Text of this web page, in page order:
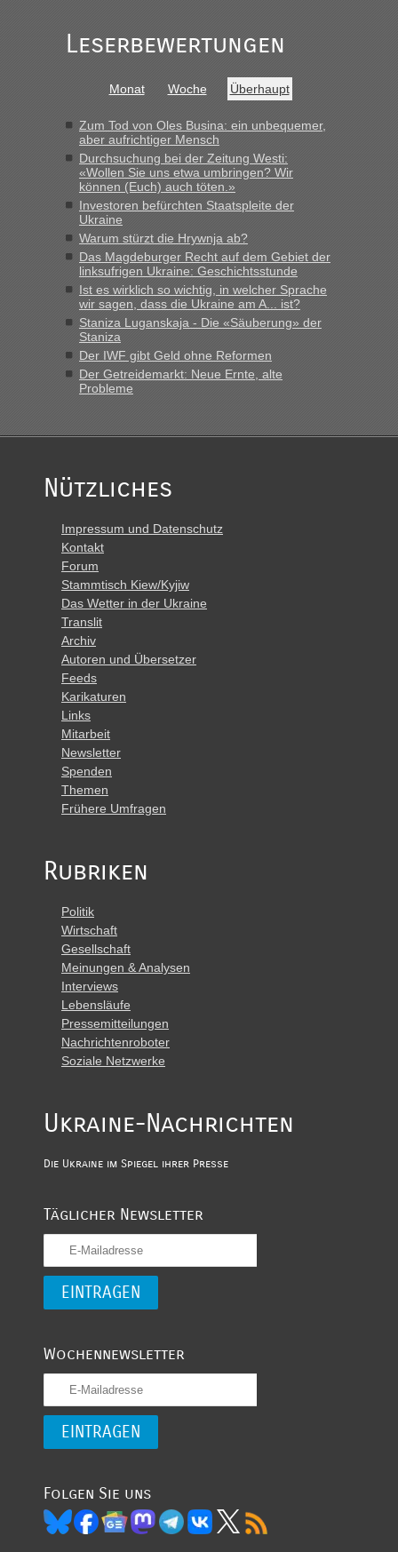
Grenzübergang zwischen Polen und der Ukraine geht es am
„Bin am Montag 15.6.26 um 8 Uhr in Urgyniw ausgereist,
das erste Mal an einem Montagmorgen ca. 15 Fahrzeuge
vor mir, bin sonst der Erste oder Zweite, egal, nach ca 20
Minuten wurde dann die nächste Welle...“
Berichte und Reisetipps • Re: An welchem
Grenzübergang zwischen Polen und der Ukraine geht es am
schnellsten?
„Derzeit, ist es überall sehr voll an den Grenzen Ukraine/
Polen. Zb. Krakovets 100 PKW ca. 10 h Wartezeit. Wollen
Montag rüber, versuchen es sehr früh.“
Leserbewertungen
Monat Woche Überhaupt
Zum Tod von Oles Busina: ein unbequemer,
aber aufrichtiger Mensch
Durchsuchung bei der Zeitung Westi:
«Wollen Sie uns etwa umbringen? Wir
können (Euch) auch töten.»
Investoren befürchten Staatspleite der
Ukraine
Warum stürzt die Hrywnja ab?
Das Magdeburger Recht auf dem Gebiet der
linksufrigen Ukraine: Geschichtsstunde
Ist es wirklich so wichtig, in welcher Sprache
wir sagen, dass die Ukraine am A... ist?
Staniza Luganskaja - Die «Säuberung» der
Staniza
Der IWF gibt Geld ohne Reformen
Der Getreidemarkt: Neue Ernte, alte
Probleme
Nützliches
Impressum und Datenschutz
Kontakt
Forum
Stammtisch Kiew/Kyjiw
Das Wetter in der Ukraine
Translit
Archiv
Autoren und Übersetzer
Feeds
Karikaturen
Links
Mitarbeit
Newsletter
Spenden
Themen
Frühere Umfragen
Rubriken
Politik
Wirtschaft
Gesellschaft
Meinungen & Analysen
Interviews
Lebensläufe
Pressemitteilungen
Nachrichtenroboter
Soziale Netzwerke
Ukraine-Nachrichten
Die Ukraine im Spiegel ihrer Presse
Täglicher Newsletter
Wochennewsletter
Folgen Sie uns